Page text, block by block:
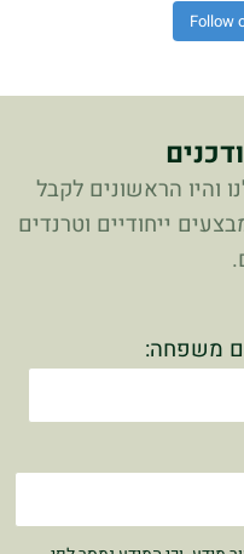
Follow
והיו הראשונים לקבל
ייחודיים וטרנדים
משפחה: